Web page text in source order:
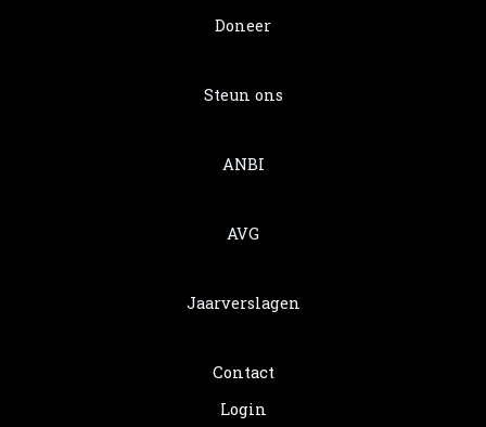
Doneer
Steun ons
ANBI
AVG
Jaarverslagen
Contact
Login